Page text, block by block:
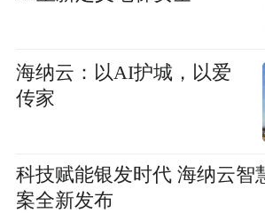
海纳云：以AI护城，以爱
传家
科技赋能银发时代 海纳云智
案全新发布